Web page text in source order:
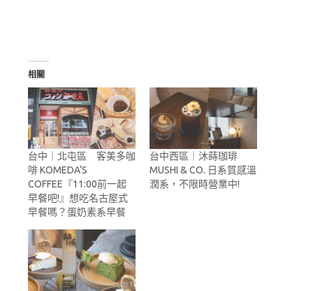
相關
台中｜北屯區 客美多咖
啡 KOMEDA‘S
COFFEE『11:00前一起
早餐吧!』想吃名古屋式
早餐嗎？蛋奶素系早餐
台中西區｜沐蒔珈琲
MUSHI & CO. 日系質感溫
潤系，不限時營業中!